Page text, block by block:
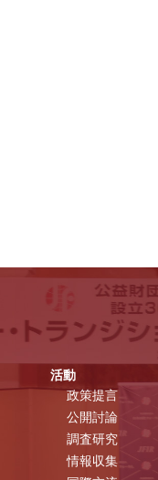
活動
政策提言
公開討論
調査研究
情報収集